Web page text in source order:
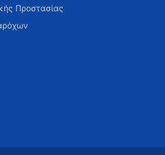
Προστασίας